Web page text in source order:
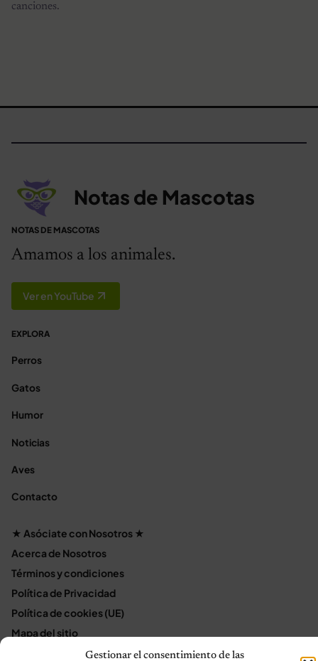
Gestionar el consentimiento de las
canciones.
Notas de Mascotas
NOTAS DE MASCOTAS
Amamos a los animales.
Ver en YouTube
EXPLORA
Perros
Gatos
Humor
Noticias
Aves
Contacto
★ Asóciate con Nosotros ★
Acerca de Nosotros
Términos y condiciones
Política de Privacidad
Política de cookies (UE)
Mapa del sitio